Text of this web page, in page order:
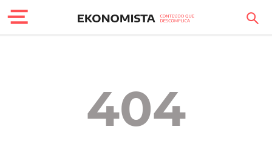
Carreira404